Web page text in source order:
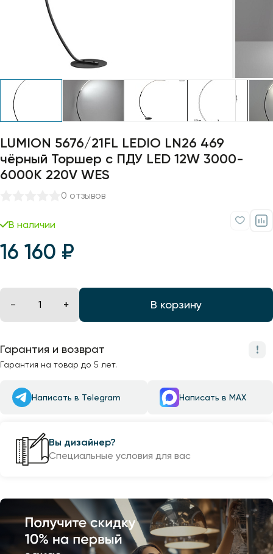
LUMION 5676/21FL LEDIO LN26 469
чёрный Торшер с ПДУ LED 12W 3000-
6000K 220V WES
0 отзывов
В наличии
16 160 ₽
В корзину
Гарантия и возврат
Гарантия на товар до 5 лет.
Написать в Telegram Написать в MAX
Вы дизайнер?
Специальные условия для вас
Профили для ленты